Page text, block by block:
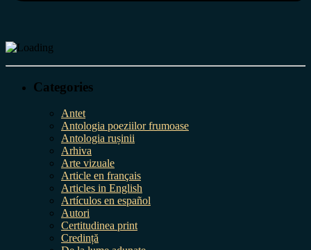
Categories
Antet
Antologia poeziilor frumoase
Antologia rușinii
Arhiva
Arte vizuale
Article en français
Articles in English
Artículos en español
Autori
Certitudinea print
Credință